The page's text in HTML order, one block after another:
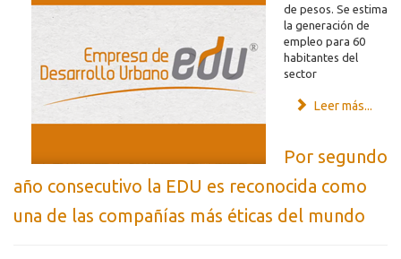
de pesos. Se estima
la generación de
empleo para 60
habitantes del
sector
Leer más...
Por segundo
año consecutivo la EDU es reconocida como
una de las compañías más éticas del mundo